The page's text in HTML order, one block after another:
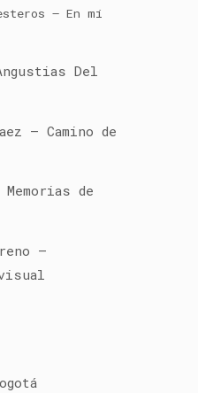
– En mí
Del
– Camino de
de
–